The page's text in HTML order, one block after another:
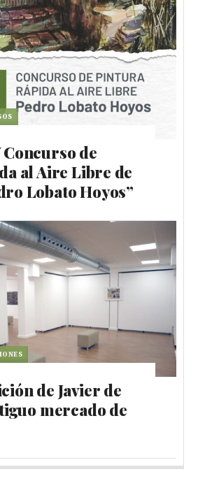
Concurso de
al Aire Libre de
Lobato Hoyos”
de Javier de
mercado de